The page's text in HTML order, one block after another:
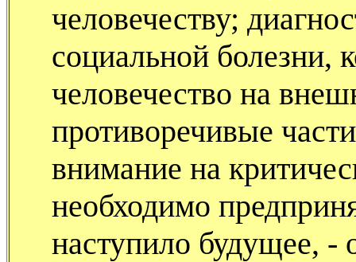
человечеству;
социальной болезни,
человечество на
противоречивые
внимание на
необходимо
наступило будущее, -